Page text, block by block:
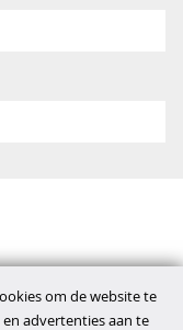
om de website te
advertenties aan te